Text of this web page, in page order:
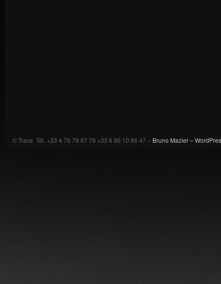
© Trace Tél. +33 4 76 79 97 79 +33 6 86 10 86 47 – Bruno Mazier –